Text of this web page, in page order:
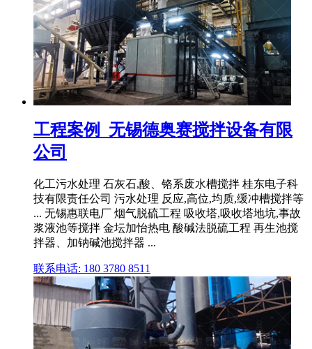
工程案例_无锡德奥赛搅拌设备有限
公司
化工污水处理 石灰石,酸、铬系废水槽搅拌 桂东电子科
技有限责任公司 污水处理 反应,高位,均质,缓冲槽搅拌等
... 无锡惠联电厂 烟气脱硫工程 吸收塔,吸收塔地坑,事故
浆液池等搅拌 金坛加怡热电 酸碱法脱硫工程 再生池搅
拌器、加钠碱池搅拌器 ...
联系电话: 180 3780 8511